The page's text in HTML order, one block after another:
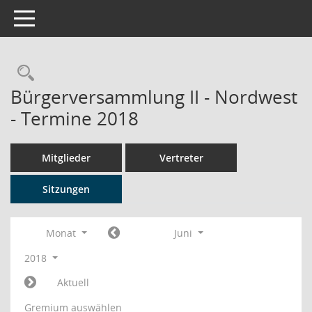
Toggle navigation
Rechercheauswahl
Bürgerversammlung II - Nordwest
- Termine 2018
Mitglieder Vertreter
Sitzungen
Monat
Juni
2018
Aktuell
Gremium auswählen